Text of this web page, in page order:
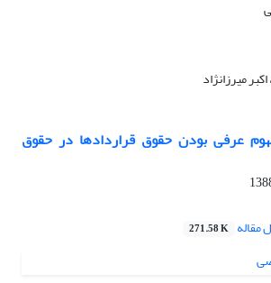
میرزانژاد
عرفی بودن حقوق قراردادها در حقوق
مقاله 271.58 K